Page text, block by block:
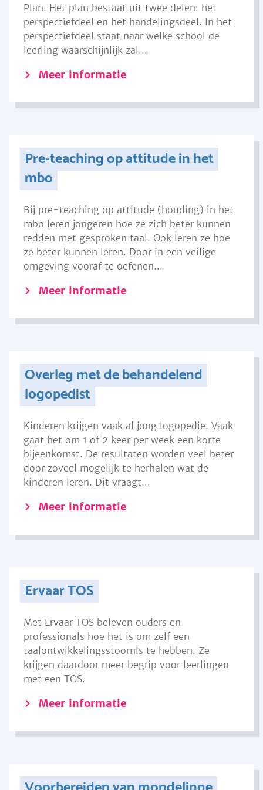
Plan. Het plan bestaat uit twee delen: het
perspectiefdeel en het handelingsdeel. In het
perspectiefdeel staat naar welke school de
leerling waarschijnlijk zal...
Meer informatie
Pre-teaching op attitude in het
mbo
Bij pre-teaching op attitude (houding) in het
mbo leren jongeren hoe ze zich beter kunnen
redden met gesproken taal. Ook leren ze hoe
ze beter kunnen leren. Door in een veilige
omgeving vooraf te oefenen...
Meer informatie
Overleg met de behandelend
logopedist
Kinderen krijgen vaak al jong logopedie. Vaak
gaat het om 1 of 2 keer per week een korte
bijeenkomst. De resultaten worden veel beter
door zoveel mogelijk te herhalen wat de
kinderen leren. Dit vraagt...
Meer informatie
Ervaar TOS
Met Ervaar TOS beleven ouders en
professionals hoe het is om zelf een
taalontwikkelingsstoornis te hebben. Ze
krijgen daardoor meer begrip voor leerlingen
met een TOS.
Meer informatie